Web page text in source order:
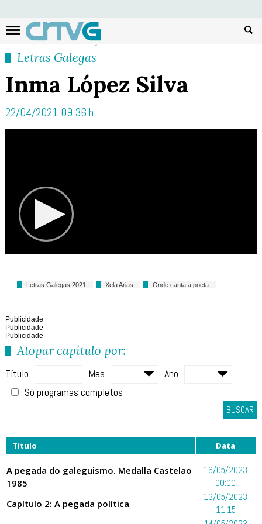
Letras Galegas
Inma López Silva
22/04/2021 09:36 h
Letras Galegas 2021 Xela Arias Onde canta a poeta
Publicidade
Publicidade
Publicidade
Atopar capítulo por:
Título Mes
Ano
Só programas completos
BUSCAR
Título Data
A pegada do galeguismo. Medalla Castelao
1985
16/05/2023
00:00
Capítulo 2: A pegada política
13/05/2023
11:15